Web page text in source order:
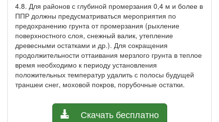
4.8. Для районов с глубиной промерзания 0,4 м и более в
ППР должны предусматриваться мероприятия по
предохранению грунта от промерзания (рыхление
поверхностного слоя, снежный валик, утепление
древесными остатками и др.). Для сокращения
продолжительности оттаивания мерзлого грунта в теплое
время необходимо к периоду установления
положительных температур удалить с полосы будущей
траншеи снег, моховой покров, порубочные остатки.
Скачать бесплатно